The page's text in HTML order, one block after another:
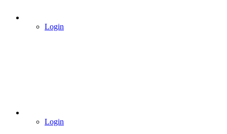
Login
Login